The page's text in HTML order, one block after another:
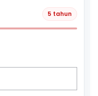
5 tahun